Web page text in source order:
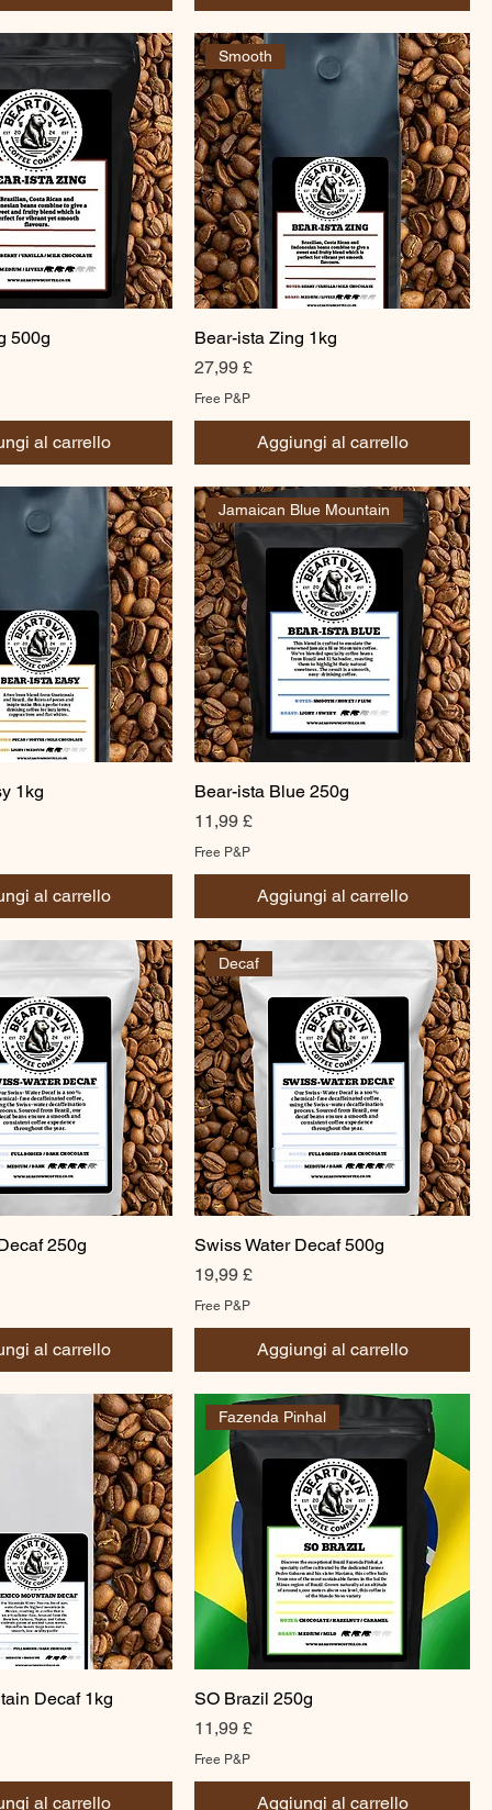
500g
al carrello
Smooth
Bear-ista Zing 1kg
Prezzo
27,99 £
Free P&P
Aggiungi al carrello
1kg
al carrello
Jamaican Blue Mountain
Bear-ista Blue 250g
Prezzo
11,99 £
Free P&P
Aggiungi al carrello
250g
al carrello
Decaf
Swiss Water Decaf 500g
Prezzo
19,99 £
Free P&P
Aggiungi al carrello
Decaf 1kg
al carrello
Fazenda Pinhal
SO Brazil 250g
Prezzo
11,99 £
Free P&P
Aggiungi al carrello